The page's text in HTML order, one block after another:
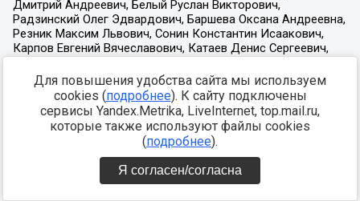
Для повышения удобства сайта мы используем
cookies (подробнее). К сайту подключены
сервисы Yandex.Metrika, LiveInternet, top.mail.ru,
которые также используют файлы cookies
(подробнее).
Я согласен/согласна